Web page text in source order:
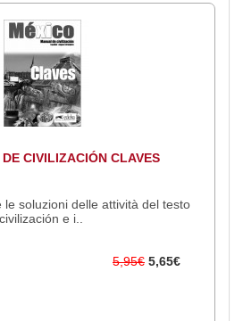
CIVILIZACIÓN CLAVES
le soluzioni delle attività del testo
e i..
5,95€ 5,65€